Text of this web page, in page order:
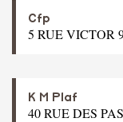
Cfp
5 RUE VICTOR
K M Plaf
40 RUE DES